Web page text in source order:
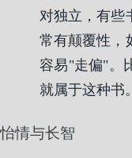
对独立，有些
常有颠覆性，
容易"走偏"。
就属于这种书。
怡情与长智